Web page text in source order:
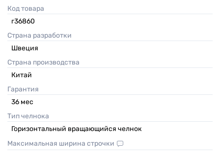
Код товара
г36860
Страна разработки
Швеция
Страна производства
Китай
Гарантия
36 мес
Тип челнока
Горизонтальный вращающийся челнок
Максимальная ширина строчки